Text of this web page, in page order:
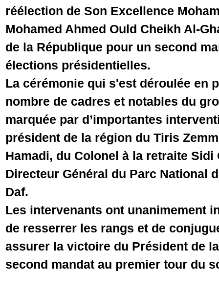
réélection de Son Excellence
Mohamed Ahmed Ould Cheikh Al-
de la République pour un second
élections présidentielles.
La cérémonie qui s'est déroulée en
nombre de cadres et notables du
marquée par d’importantes
président de la région du Tiris
Hamadi, du Colonel à la retraite Sidi
Directeur Général du Parc National
Daf.
Les intervenants ont unanimement
de resserrer les rangs et de
assurer la victoire du Président de
second mandat au premier tour du